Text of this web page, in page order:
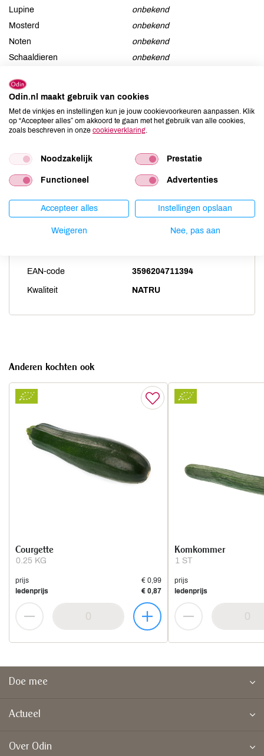
Lupine
onbekend
Mosterd
onbekend
Noten
onbekend
Schaaldieren
onbekend
Sesam
Soja
onbekend
Vis
onbekend
Weekdieren
onbekend
Productspecificaties
Land van herkomst
EAN-code 3596204711394
Kwaliteit NATRU
Anderen kochten ook
0.25 KG
Courgette
prijs
€ 0,99
ledenprijs
€ 0,87
1 ST
Komkommer
prijs
ledenprijs
Doe mee
Actueel
Over Odin
Odin.nl maakt gebruik van cookies
Met de vinkjes en instellingen kun je jouw cookievoorkeuren aanpassen. Klik
op “Accepteer alles” om akkoord te gaan met het gebruik van alle cookies,
zoals beschreven in onze cookieverklaring
Noodzakelijk Prestatie
Functioneel Advertenties
Accepteer alles Instellingen opslaan
Weigeren Nee, pas aan